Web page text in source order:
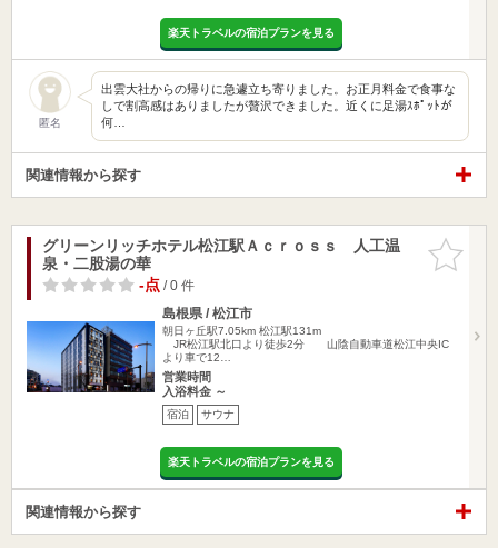
楽天トラベルの宿泊プランを見る
匿名
出雲大社からの帰りに急遽立ち寄りました。お正月料金で食事な
しで割高感はありましたが贅沢できました。近くに足湯ｽﾎﾟｯﾄが
何…
関連情報から探す
お気に入
りに追加
グリーンリッチホテル松江駅Ａｃｒｏｓｓ 人工温
泉・二股湯の華
-点/ 0 件
島根県 / 松江市
朝日ヶ丘駅7.05km 松江駅131m
JR松江駅北口より徒歩2分 山陰自動車道松江中央IC
より車で12…
営業時間
入浴料金 ～
宿泊 サウナ
楽天トラベルの宿泊プランを見る
関連情報から探す